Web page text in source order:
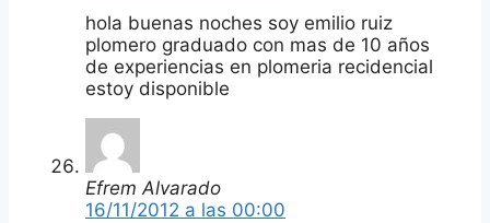
hola buenas noches soy emilio ruiz
plomero graduado con mas de 10 años
de experiencias en plomeria recidencial
estoy disponible
Efrem Alvarado
16/11/2012 a las 00:00